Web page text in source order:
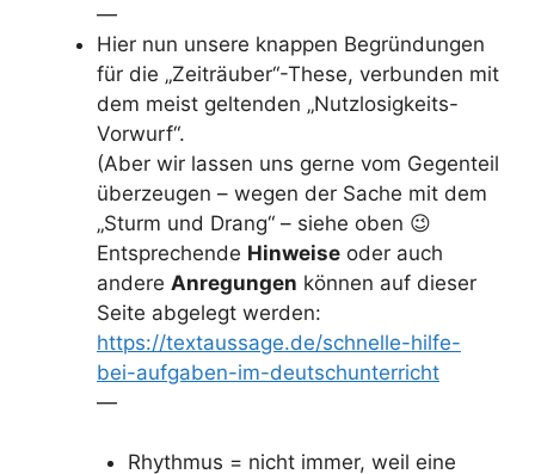
—
Hier nun unsere knappen Begründungen
für die „Zeiträuber“-These, verbunden mit
dem meist geltenden „Nutzlosigkeits-
Vorwurf“.
(Aber wir lassen uns gerne vom Gegenteil
überzeugen – wegen der Sache mit dem
„Sturm und Drang“ – siehe oben 😉
Entsprechende Hinweise oder auch
andere Anregungen können auf dieser
Seite abgelegt werden:
https://textaussage.de/schnelle-hilfe-
bei-aufgaben-im-deutschunterricht
—
Rhythmus = nicht immer, weil eine